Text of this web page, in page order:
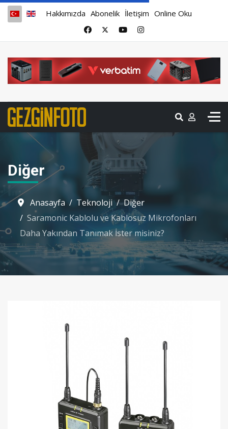
Hakkımızda Abonelik İletişim Online Oku
Diğer
Anasayfa Teknoloji
Diğer
Saramonic Kablolu ve Kablosuz Mikrofonları
Daha Yakından Tanımak İster misiniz?